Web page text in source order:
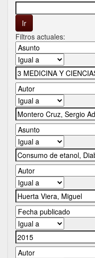
Filtros actuales: